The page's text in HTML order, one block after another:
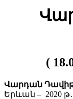
(
Վարդան
Երևան – 2020 թ․